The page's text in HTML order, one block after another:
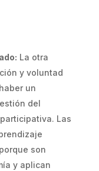
La otra
y voluntad
un
del
Las
son
y aplican